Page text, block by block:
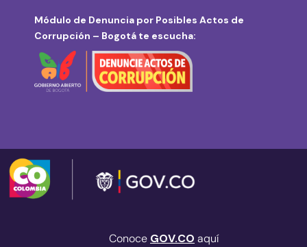
Módulo de Denuncia por Posibles Actos de
Corrupción – Bogotá te escucha:
Conoce GOV.CO aquí